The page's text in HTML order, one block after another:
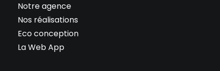
Notre agence
Nos réalisations
Eco conception
La Web App